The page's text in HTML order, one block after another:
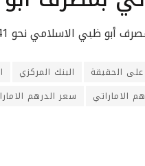
نحو 8.41 جنيه للشراء و 8.43 جنيه للبيع.
على الحقيقة البنك المركزي
الاماراتي سعر الدرهم